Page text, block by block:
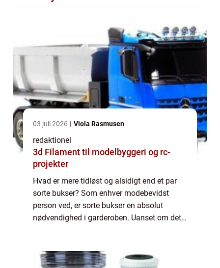
03 juli 2026 Viola Rasmusen
redaktionel
3d Filament til modelbyggeri og rc-
projekter
Hvad er mere tidløst og alsidigt end et par
sorte bukser? Som enhver modebevidst
person ved, er sorte bukser en absolut
nødvendighed i garderoben. Uanset om det
en...